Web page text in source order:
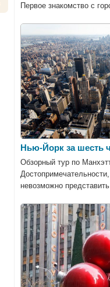
Первое знакомство с
Нью-Йорк за шесть
Обзорный тур по
невозможно